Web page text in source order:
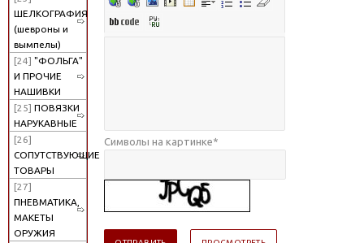
ШЕЛКОГРАФИЯ
(шевроны и
вымпелы)
[24] "ФОЛЬГА"
И ПРОЧИЕ
НАШИВКИ
[25] ПОВЯЗКИ
НАРУКАВНЫЕ
[26]
СОПУТСТВУЮЩИЕ
ТОВАРЫ
[27]
ПНЕВМАТИКА,
МАКЕТЫ
ОРУЖИЯ
Символы на картинке*